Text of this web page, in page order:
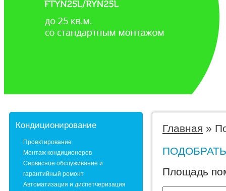
Кондиционирование
Проектирование
Монтаж кондиционеров
Сервисное обслуживание и
гарантийный ремонт
Автоматизация и диспетчеризация
Главная »
Площадь